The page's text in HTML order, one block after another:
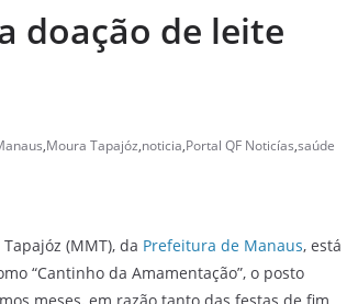
doação de leite
,Moura Tapajóz,noticia,Portal QF Noticías,saúde
(MMT), da Prefeitura de Manaus, está
“Cantinho da Amamentação”, o posto